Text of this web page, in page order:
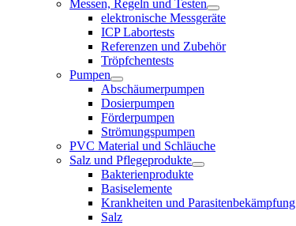
Messen, Regeln und Testen
elektronische Messgeräte
ICP Labortests
Referenzen und Zubehör
Tröpfchentests
Pumpen
Abschäumerpumpen
Dosierpumpen
Förderpumpen
Strömungspumpen
PVC Material und Schläuche
Salz und Pflegeprodukte
Bakterienprodukte
Basiselemente
Krankheiten und Parasitenbekämpfung
Salz